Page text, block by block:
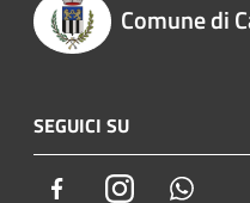
Comune di
SEGUICI SU
FacebookInstagram